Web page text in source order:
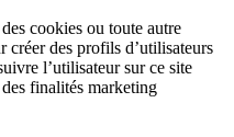
cookies ou toute autre
créer des profils d’utilisateurs
l’utilisateur sur ce site
finalités marketing